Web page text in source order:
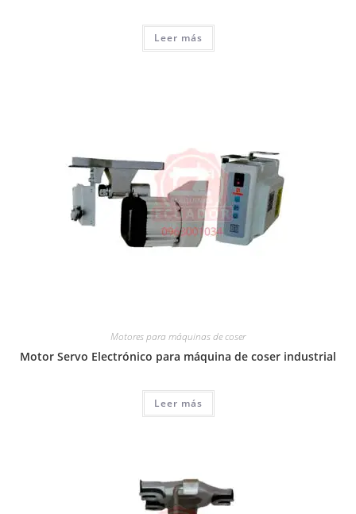
Leer más
Motores para máquinas de coser
Motor Servo Electrónico para máquina de coser industrial
Leer más